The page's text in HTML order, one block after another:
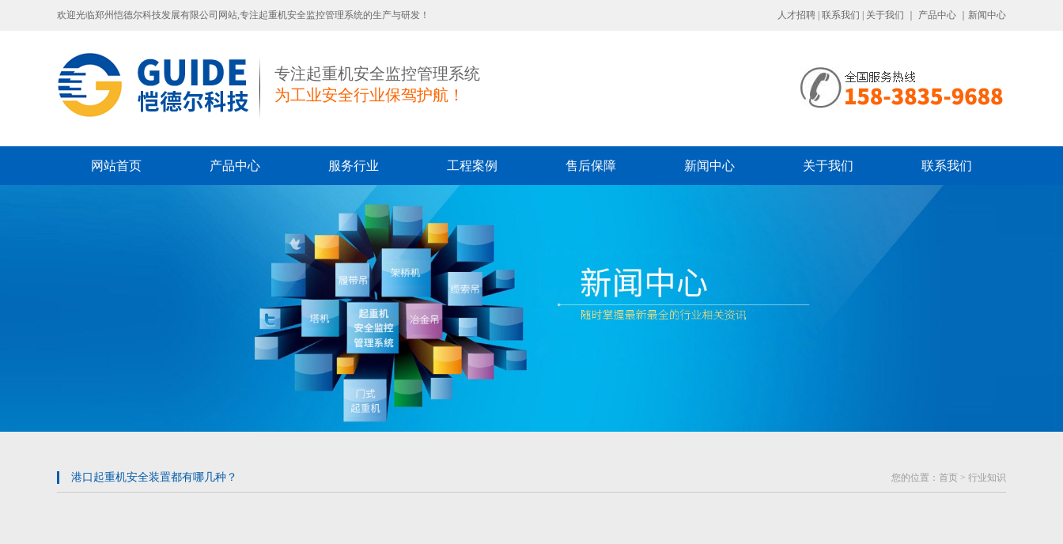
欢迎光临郑州恺德尔科技发展有限公司网站,专注起重机安全监控管理系统的生产与研发！ 人才招聘 联系我们 关于我们 产品中心 新闻中心
专注起重机安全监控管理系统
为工业安全行业保驾护航！
网站首页 产品中心 服务行业 工程案例 售后保障 新闻中心 关于我们 联系我们
港口起重机安全装置都有哪几种？ 您的位置： 首页 > 行业知识